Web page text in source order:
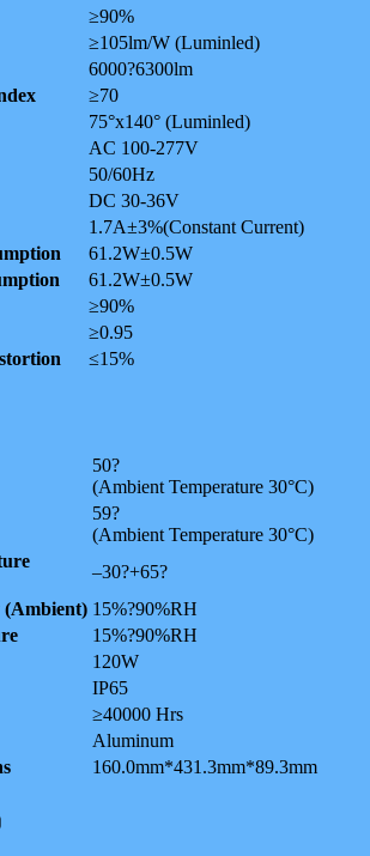
≥90%
≥105lm/W (Luminled)
6000?6300lm
≥70
75°x140° (Luminled)
AC 100-277V
50/60Hz
DC 30-36V
1.7A±3%(Constant Current)
61.2W±0.5W
61.2W±0.5W
≥90%
≥0.95
≤15%
50?
(Ambient Temperature 30°C)
59?
(Ambient Temperature 30°C)
–30?+65?
15%?90%RH
15%?90%RH
120W
IP65
≥40000 Hrs
Aluminum
160.0mm*431.3mm*89.3mm